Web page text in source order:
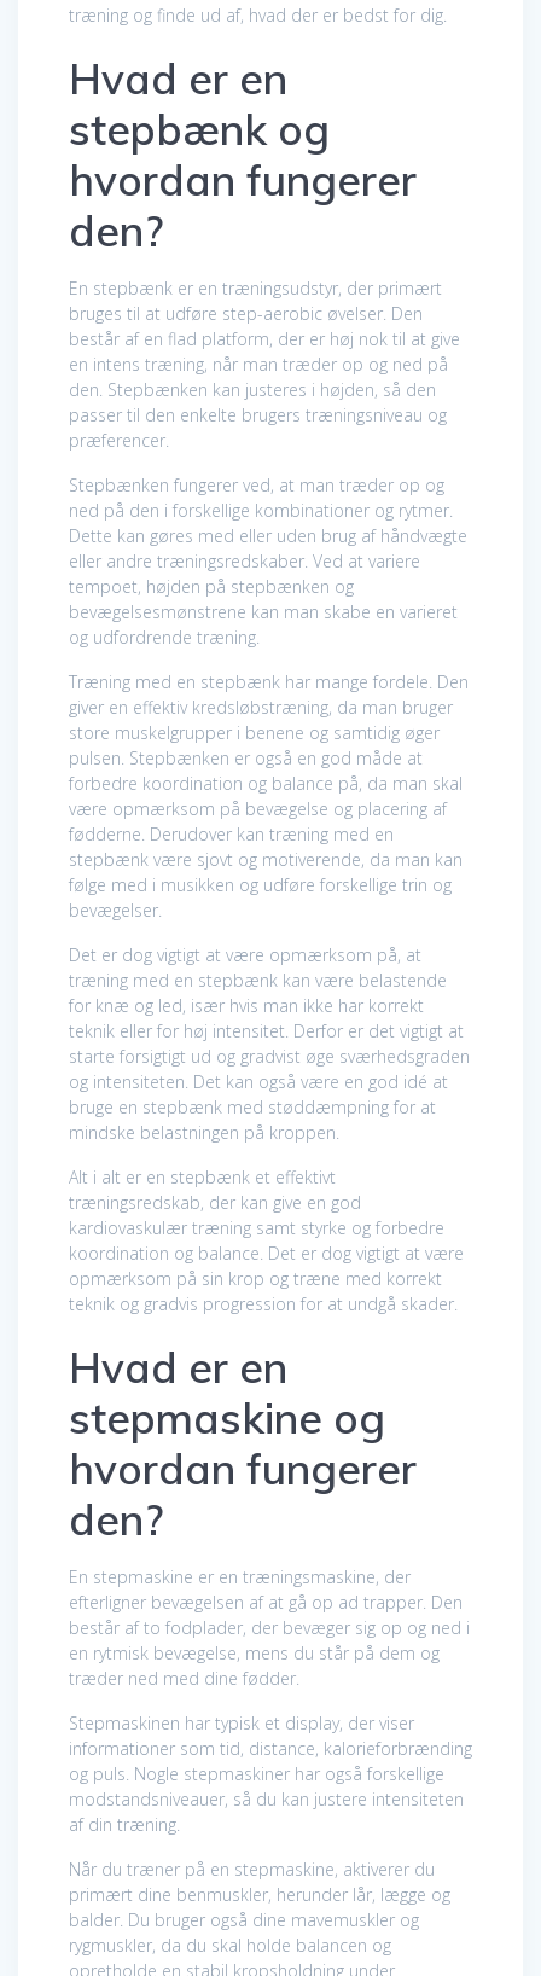
træning og finde ud af, hvad der er bedst for dig.
Hvad er en
stepbænk og
hvordan fungerer
den?
En stepbænk er en træningsudstyr, der primært
bruges til at udføre step-aerobic øvelser. Den
består af en flad platform, der er høj nok til at give
en intens træning, når man træder op og ned på
den. Stepbænken kan justeres i højden, så den
passer til den enkelte brugers træningsniveau og
præferencer.
Stepbænken fungerer ved, at man træder op og
ned på den i forskellige kombinationer og rytmer.
Dette kan gøres med eller uden brug af håndvægte
eller andre træningsredskaber. Ved at variere
tempoet, højden på stepbænken og
bevægelsesmønstrene kan man skabe en varieret
og udfordrende træning.
Træning med en stepbænk har mange fordele. Den
giver en effektiv kredsløbstræning, da man bruger
store muskelgrupper i benene og samtidig øger
pulsen. Stepbænken er også en god måde at
forbedre koordination og balance på, da man skal
være opmærksom på bevægelse og placering af
fødderne. Derudover kan træning med en
stepbænk være sjovt og motiverende, da man kan
følge med i musikken og udføre forskellige trin og
bevægelser.
Det er dog vigtigt at være opmærksom på, at
træning med en stepbænk kan være belastende
for knæ og led, især hvis man ikke har korrekt
teknik eller for høj intensitet. Derfor er det vigtigt at
starte forsigtigt ud og gradvist øge sværhedsgraden
og intensiteten. Det kan også være en god idé at
bruge en stepbænk med støddæmpning for at
mindske belastningen på kroppen.
Alt i alt er en stepbænk et effektivt
træningsredskab, der kan give en god
kardiovaskulær træning samt styrke og forbedre
koordination og balance. Det er dog vigtigt at være
opmærksom på sin krop og træne med korrekt
teknik og gradvis progression for at undgå skader.
Hvad er en
stepmaskine og
hvordan fungerer
den?
En stepmaskine er en træningsmaskine, der
efterligner bevægelsen af at gå op ad trapper. Den
består af to fodplader, der bevæger sig op og ned i
en rytmisk bevægelse, mens du står på dem og
træder ned med dine fødder.
Stepmaskinen har typisk et display, der viser
informationer som tid, distance, kalorieforbrænding
og puls. Nogle stepmaskiner har også forskellige
modstandsniveauer, så du kan justere intensiteten
af din træning.
Når du træner på en stepmaskine, aktiverer du
primært dine benmuskler, herunder lår, lægge og
balder. Du bruger også dine mavemuskler og
rygmuskler, da du skal holde balancen og
opretholde en stabil kropsholdning under